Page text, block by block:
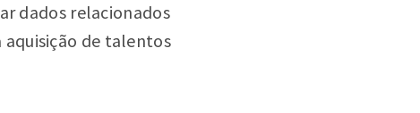
dados relacionados
aquisição de talentos